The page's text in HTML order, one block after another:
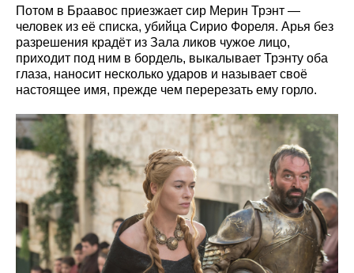
Потом в Браавос приезжает сир Мерин Трэнт —
человек из её списка, убийца Сирио Фореля. Арья без
разрешения крадёт из Зала ликов чужое лицо,
приходит под ним в бордель, выкалывает Трэнту оба
глаза, наносит несколько ударов и называет своё
настоящее имя, прежде чем перерезать ему горло.